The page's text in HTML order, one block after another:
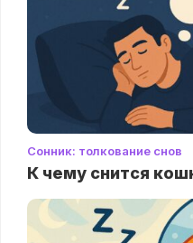
Сонник: толкование снов
К чему снится